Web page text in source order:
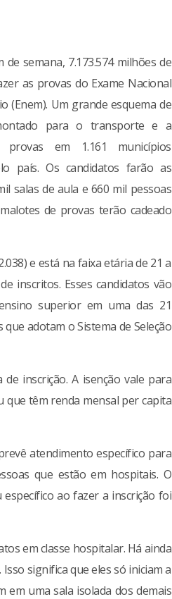
semana, 7.173.574 milhões de
as provas do Exame Nacional
(Enem). Um grande esquema de
para o transporte e a
provas em 1.161 municípios
país. Os candidatos farão as
salas de aula e 660 mil pessoas
de provas terão cadeado
e está na faixa etária de 21 a
inscritos. Esses candidatos vão
superior em uma das 21
adotam o Sistema de Seleção
inscrição. A isenção vale para
que têm renda mensal per capita
atendimento específico para
que estão em hospitais. O
ao fazer a inscrição foi
em classe hospitalar. Há ainda
significa que eles só iniciam a
em uma sala isolada dos demais